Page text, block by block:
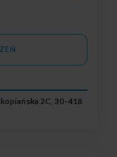
2C, 30-418